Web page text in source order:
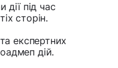
дії під час
сторін.
експертних
дій.